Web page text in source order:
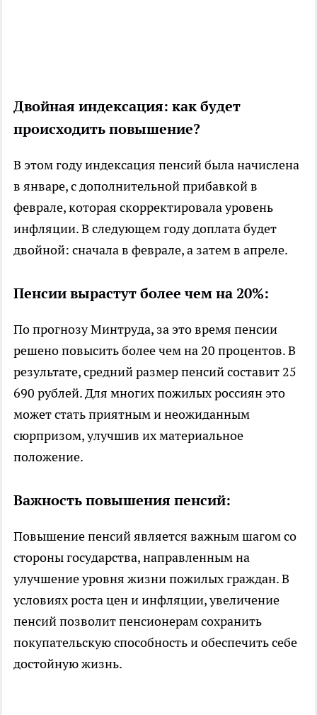
Двойная индексация: как будет
происходить повышение?
В этом году индексация пенсий была начислена
в январе, с дополнительной прибавкой в
феврале, которая скорректировала уровень
инфляции. В следующем году доплата будет
двойной: сначала в феврале, а затем в апреле.
Пенсии вырастут более чем на 20%:
По прогнозу Минтруда, за это время пенсии
решено повысить более чем на 20 процентов. В
результате, средний размер пенсий составит 25
690 рублей. Для многих пожилых россиян это
может стать приятным и неожиданным
сюрпризом, улучшив их материальное
положение.
Важность повышения пенсий:
Повышение пенсий является важным шагом со
стороны государства, направленным на
улучшение уровня жизни пожилых граждан. В
условиях роста цен и инфляции, увеличение
пенсий позволит пенсионерам сохранить
покупательскую способность и обеспечить себе
достойную жизнь.